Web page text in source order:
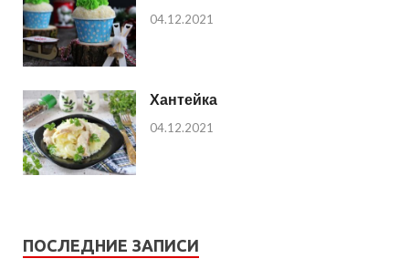
04.12.2021
Хантейка
04.12.2021
ПОСЛЕДНИЕ ЗАПИСИ